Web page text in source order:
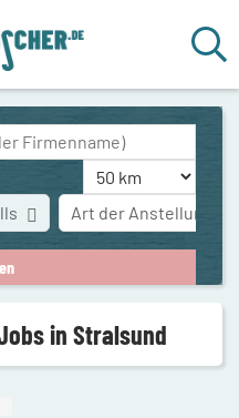
Art der Anstellung
in Stralsund